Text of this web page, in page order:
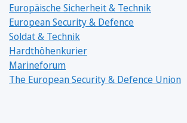
Europäische Sicherheit & Technik
European Security & Defence
Soldat & Technik
Hardthöhenkurier
Marineforum
The European Security & Defence Union